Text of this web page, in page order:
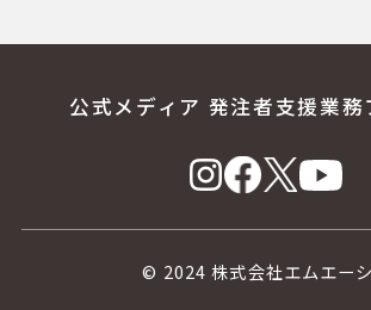
公式メディア 発注者支援業務
© 2024 株式会社エムエー